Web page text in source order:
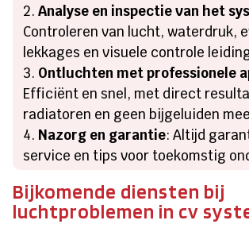
Analyse en inspectie van het
Controleren van lucht, waterdruk,
lekkages en visuele controle
Ontluchten met professionele
Efficiënt en snel, met direct
radiatoren en geen bijgeluiden
Nazorg en garantie: Altijd
service en tips voor toekomstig
Bijkomende diensten bij
luchtproblemen in cv